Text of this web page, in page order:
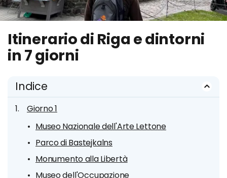
Itinerario di Riga e dintorni
in 7 giorni
Indice
Giorno 1
Museo Nazionale dell'Arte Lettone
Parco di Bastejkalns
Monumento alla Libertà
Museo dell'Occupazione